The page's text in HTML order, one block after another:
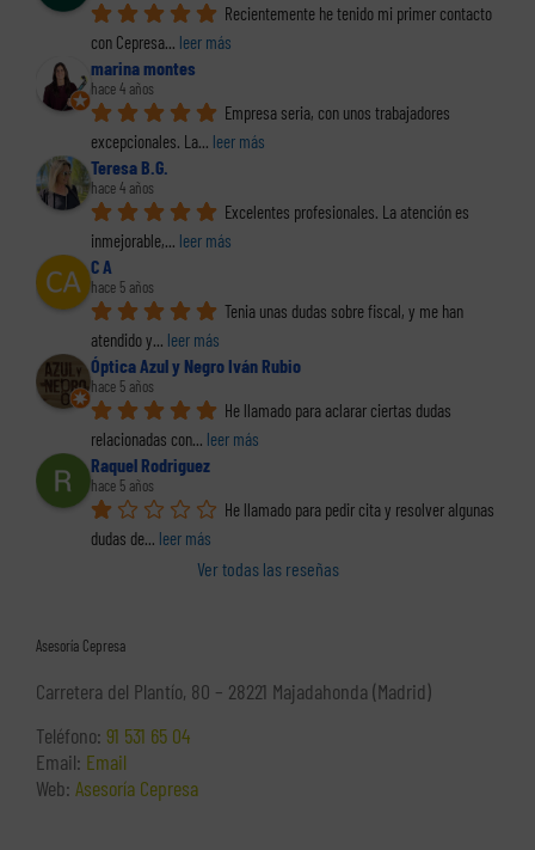
Recientemente he tenido mi primer contacto
con Cepresa... leer más
marina montes
hace 4 años
Empresa seria, con unos trabajadores
excepcionales. La... leer más
Teresa B.G.
hace 4 años
Excelentes profesionales. La atención es
inmejorable,... leer más
C A
hace 5 años
Tenia unas dudas sobre fiscal, y me han
atendido y... leer más
Óptica Azul y Negro Iván Rubio
hace 5 años
He llamado para aclarar ciertas dudas
relacionadas con... leer más
Raquel Rodriguez
hace 5 años
He llamado para pedir cita y resolver algunas
dudas de... leer más
Ver todas las reseñas
Asesoría Cepresa
Carretera del Plantío, 80 – 28221 Majadahonda (Madrid)
Teléfono: 91 531 65 04
Email: Email
Web: Asesoría Cepresa